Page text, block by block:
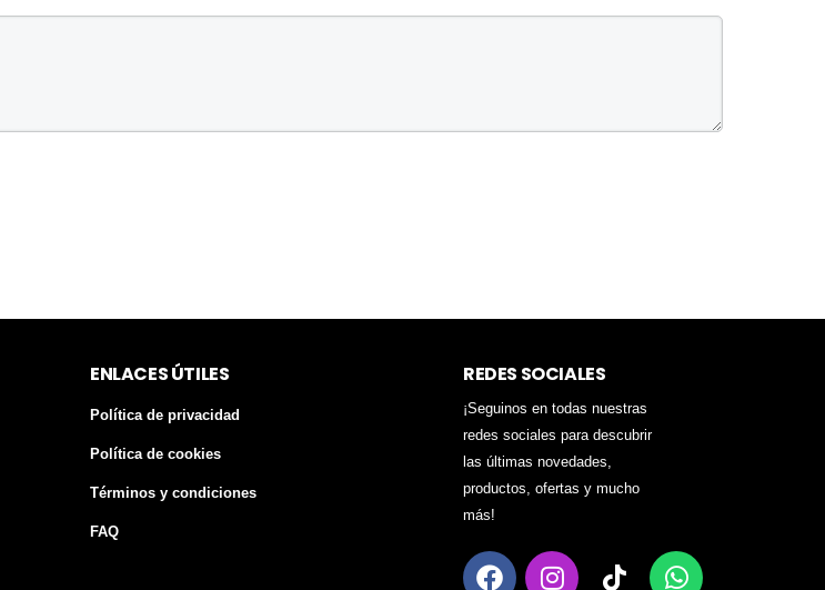
ENLACES ÚTILES
Política de privacidad
Política de cookies
Términos y condiciones
FAQ
REDES SOCIALES
¡Seguinos en todas nuestras
redes sociales para descubrir
las últimas novedades,
productos, ofertas y mucho
más!